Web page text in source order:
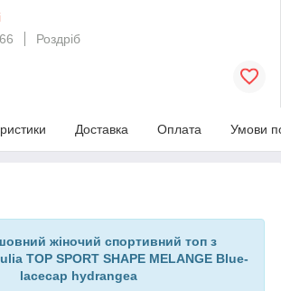
Роздріб
Доставка Оплата Умови
жіночий спортивний топ з
TOP SPORT SHAPE MELANGE Blue-
lacecap hydrangea